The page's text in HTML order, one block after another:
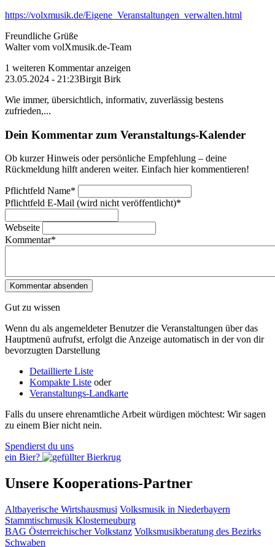
https://volxmusik.de/Eigene_Veranstaltungen_verwalten.html
Freundliche Grüße
Walter vom volXmusik.de-Team
1 weiteren Kommentar anzeigen
23.05.2024 - 21:23Birgit Birk
Wie immer, übersichtlich, informativ, zuverlässig bestens
zufrieden,...
Dein Kommentar zum Veranstaltungs-Kalender
Ob kurzer Hinweis oder persönliche Empfehlung – deine
Rückmeldung hilft anderen weiter. Einfach hier kommentieren!
Pflichtfeld Name*
Pflichtfeld E-Mail (wird nicht veröffentlicht)*
Webseite
Kommentar*
Gut zu wissen
Wenn du als angemeldeter Benutzer die Veranstaltungen über das
Hauptmenü aufrufst, erfolgt die Anzeige automatisch in der von dir
bevorzugten Darstellung
Detaillierte Liste
Kompakte Liste oder
Veranstaltungs-Landkarte
Falls du unsere ehrenamtliche Arbeit würdigen möchtest: Wir sagen
zu einem Bier nicht nein.
Spendierst du uns
ein Bier?
Unsere Kooperations-Partner
Altbayerische Wirtshausmusi Volksmusik in Niederbayern
Stammtischmusik Klosterneuburg
BAG Österreichischer Volkstanz Volksmusikberatung des Bezirks
Schwaben